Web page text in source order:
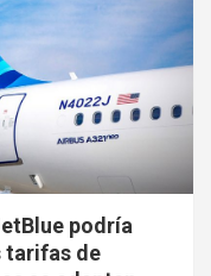
podría
tarifas de